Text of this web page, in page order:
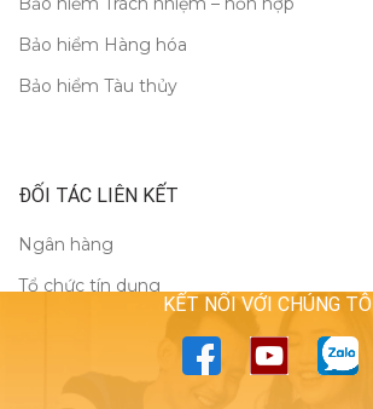
Bảo hiểm Hàng hóa
Bảo hiểm Tàu thủy
ĐỐI TÁC LIÊN KẾT
Ngân hàng
Tổ chức tín dụng
KẾT NỐI VỚI CHÚNG TÔI